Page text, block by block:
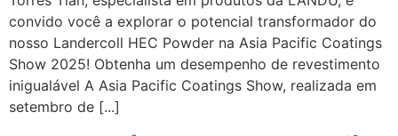
convido você a explorar o potencial transformador do
nosso Landercoll HEC Powder na Asia Pacific Coatings
Show 2025! Obtenha um desempenho de revestimento
inigualável A Asia Pacific Coatings Show, realizada em
setembro de [...]